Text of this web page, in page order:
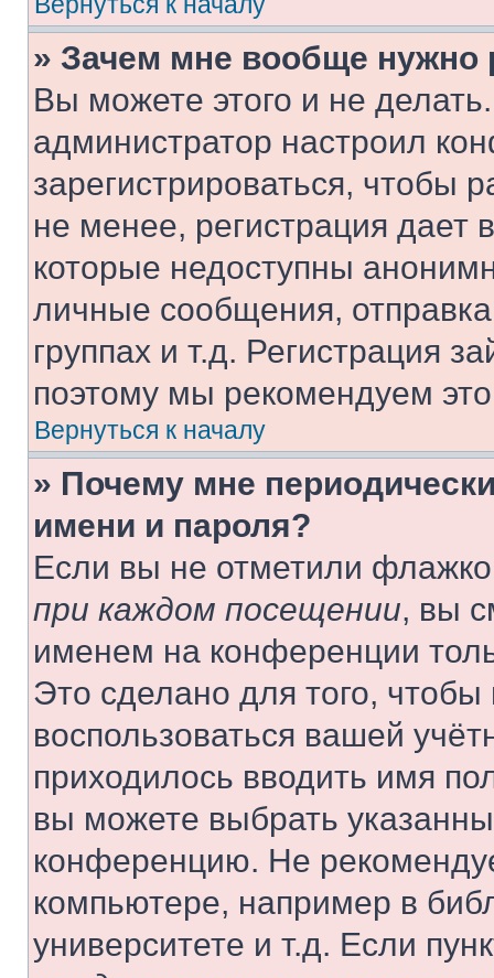
» Зачем мне вообще нужно
Вы можете этого и не
администратор настроил
зарегистрироваться, чтобы
не менее, регистрация
которые недоступны
личные сообщения,
группах и т.д. Регистрация
поэтому мы рекомендуем
Вернуться к началу
» Почему мне
имени и пароля?
Если вы не отметили
при каждом посещении, вы
именем на конференции
Это сделано для того, чтобы
воспользоваться вашей
приходилось вводить имя
вы можете выбрать
конференцию. Не
компьютере, например в
университете и т.д. Если